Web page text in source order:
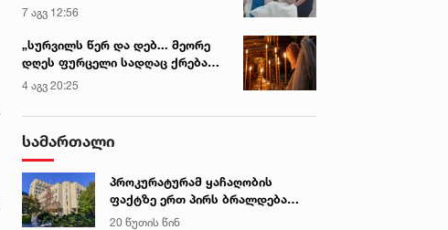
კადრებს ავრცელებს
7 აგვ 12:56
„სურვილს წერ და დებ... მეორე
დღეს ფურცელი სადღაც ქრება
და სურვილი სრულდება...“ -
სასწაულმოქმედი ტაძარი შიდა
ქართლში
4 აგვ 20:25
სამართალი
პროკურატურამ ყაჩაღობის
ფაქტზე ერთ პირს ბრალდება
წარუდგინა
20 წუთის წინ